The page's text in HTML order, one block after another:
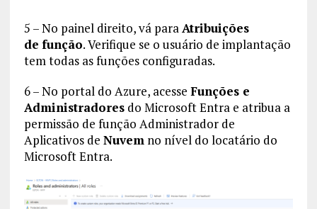
5 – No painel direito, vá paraAtribuições
de função. Verifique se o usuário de implantação
tem todas as funções configuradas.
6 – No portal do Azure, acesse Funções e
Administradoresdo Microsoft Entra e atribua a
permissão de função Administrador de
Aplicativos de Nuvemno nível do locatário do
Microsoft Entra.